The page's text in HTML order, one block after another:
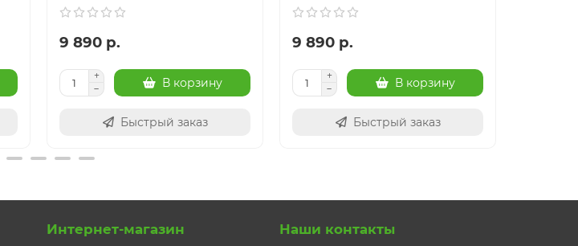
9 890 р.
В корзину
Быстрый заказ
9 890 р.
В корзину
Быстрый заказ
Интернет-магазин Наши контакты